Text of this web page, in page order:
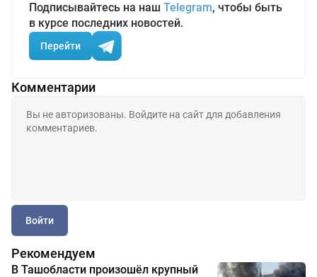
Подписывайтесь на наш Telegram, чтобы быть
в курсе последних новостей.
Перейти
Комментарии
Войти
Рекомендуем
В Ташобласти произошёл крупный